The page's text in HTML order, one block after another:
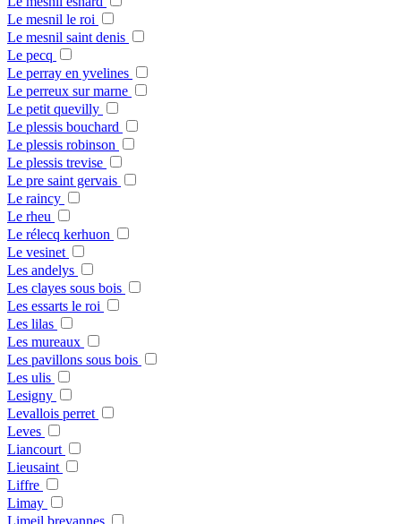
Le mesnil le roi
Le mesnil saint denis
Le pecq
Le perray en yvelines
Le perreux sur marne
Le petit quevilly
Le plessis bouchard
Le plessis robinson
Le plessis trevise
Le pre saint gervais
Le raincy
Le rheu
Le rélecq kerhuon
Le vesinet
Les andelys
Les clayes sous bois
Les essarts le roi
Les lilas
Les mureaux
Les pavillons sous bois
Les ulis
Lesigny
Levallois perret
Leves
Liancourt
Lieusaint
Liffre
Limay